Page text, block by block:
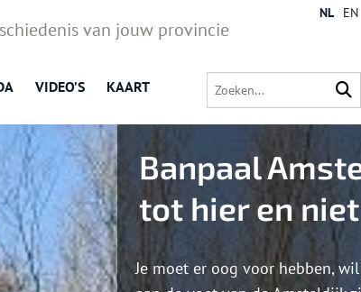
van jouw provincie
VIDEO’S KAART
NL EN
Banpaal
tot hier en
Je moet er oog voor hebben,